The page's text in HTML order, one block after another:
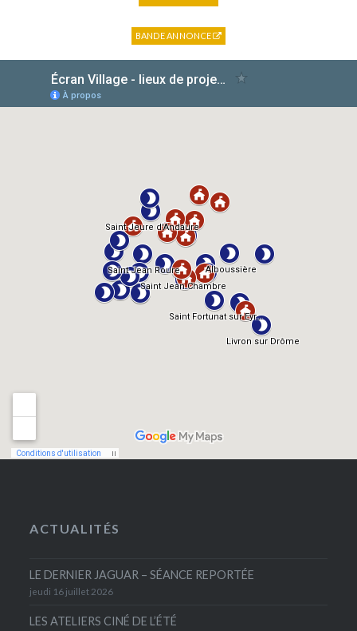
BANDE ANNONCE
ACTUALITÉS
LE DERNIER JAGUAR – SÉANCE REPORTÉE
jeudi 16 juillet 2026
LES ATELIERS CINÉ DE L’ÉTÉ